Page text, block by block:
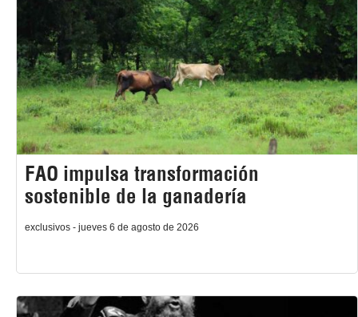
FAO impulsa transformación
sostenible de la ganadería
exclusivos - jueves 6 de agosto de 2026